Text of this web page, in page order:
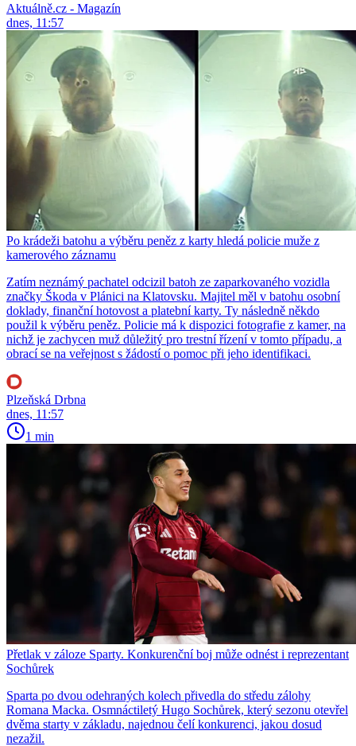
Aktuálně.cz - Magazín
dnes, 11:57
Po krádeži batohu a výběru peněz z karty hledá policie muže z
kamerového záznamu
Zatím neznámý pachatel odcizil batoh ze zaparkovaného vozidla
značky Škoda v Plánici na Klatovsku. Majitel měl v batohu osobní
doklady, finanční hotovost a platební karty. Ty následně někdo
použil k výběru peněz. Policie má k dispozici fotografie z kamer, na
nichž je zachycen muž důležitý pro trestní řízení v tomto případu, a
obrací se na veřejnost s žádostí o pomoc při jeho identifikaci.
Plzeňská Drbna
dnes, 11:57
1 min
Přetlak v záloze Sparty. Konkurenční boj může odnést i reprezentant
Sochůrek
Sparta po dvou odehraných kolech přivedla do středu zálohy
Romana Macka. Osmnáctiletý Hugo Sochůrek, který sezonu otevřel
dvěma starty v základu, najednou čelí konkurenci, jakou dosud
nezažil.